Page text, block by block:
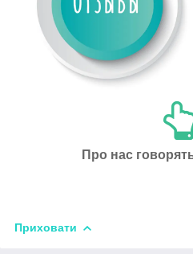
Про нас
Приховати